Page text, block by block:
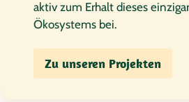
aktiv zum Erhalt dieses
Ökosystems bei.
Zu unseren Projekten